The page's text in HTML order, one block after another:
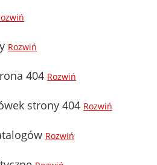
Rozwiń
404 Rozwiń
strony 404 Rozwiń
Rozwiń